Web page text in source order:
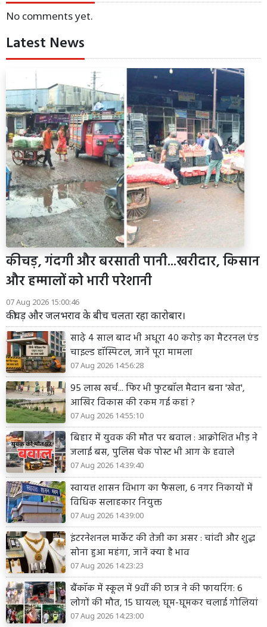
No comments yet.
Latest News
कीचड़, गंदगी और बरसाती पानी...खरीदार, किसान
और हम्मालों को भारी परेशानी
07 Aug 2026 15:00:46
कीचड़ और जलभराव के बीच चलता रहा कारोबार।
साढ़े 4 साल बाद भी अधूरा 40 करोड़ का मैटरनल एंड
चाइल्ड हॉस्पिटल, जानें पूरा मामला
07 Aug 2026 14:56:28
95 लाख खर्च... फिर भी फुटबॉल मैदान बना 'खेत',
आखिर विकास की रकम गई कहां ?
07 Aug 2026 14:55:10
बिहार में युवक की मौत पर बवाल : आक्रोशित भीड़ ने
जलाई बस, पुलिस चेक पोस्ट भी आग के हवाले
07 Aug 2026 14:39:40
स्वायत्त शासन विभाग का फैसला, 6 नगर निकायों में
विधिक सलाहकार नियुक्त
07 Aug 2026 14:39:00
इंटरनेशनल मार्केट की तेजी का असर : चांदी और शुद्ध
सोना हुआ महंगा, जानें क्या है भाव
07 Aug 2026 14:23:23
बैंकॉक में स्कूल में 9वीं की छात्र ने की फायरिंग: 6
लोगों की मौत, 15 घायल; घूम-घूमकर चलाई गोलियां
07 Aug 2026 14:23:00